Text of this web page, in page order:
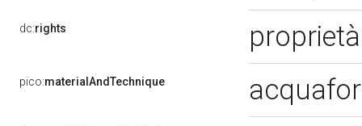
dc:rights
pico:materialAndTechnique